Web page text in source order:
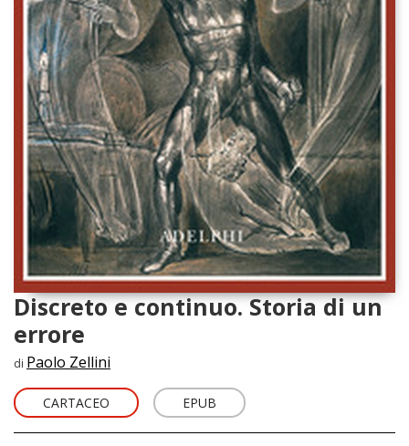
Discreto e continuo. Storia di un
errore
di Paolo Zellini
CARTACEO EPUB